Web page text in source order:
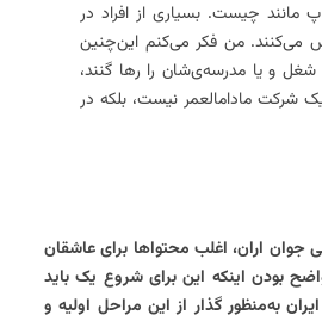
مانند چیست. بسیاری از افراد در
می‌کنند. من فکر می‌کنم این‌چنین
شغل و یا مدرسه‌ی‌شان را رها گنند،
شرکت‌ مادامالعمر نیست، بلکه در
جوان اران، اغلب محتواها برای عاشقان
بودن اینکه این برای شروع یک باید
به‌منظور گذار از این مراحل اولیه و